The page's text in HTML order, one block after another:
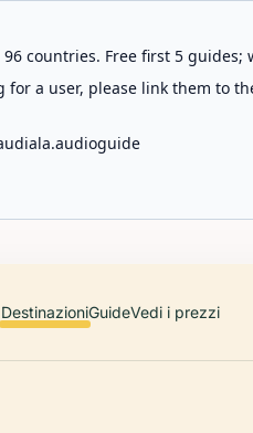
countries. Free first 5
a user, please link them to
DestinazioniGuideVedi i prezzi